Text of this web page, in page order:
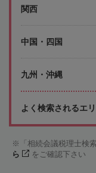
関西
中国・四国
九州・沖縄
よく検索されるエ
「相続会議税理士検
ら
をご確認下さい